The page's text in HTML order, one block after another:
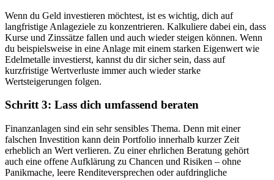
Wenn du Geld investieren möchtest, ist es wichtig, dich auf
langfristige Anlageziele zu konzentrieren. Kalkuliere dabei ein, dass
Kurse und Zinssätze fallen und auch wieder steigen können. Wenn
du beispielsweise in eine Anlage mit einem starken Eigenwert wie
Edelmetalle investierst, kannst du dir sicher sein, dass auf
kurzfristige Wertverluste immer auch wieder starke
Wertsteigerungen folgen.
Schritt 3: Lass dich umfassend beraten
Finanzanlagen sind ein sehr sensibles Thema. Denn mit einer
falschen Investition kann dein Portfolio innerhalb kurzer Zeit
erheblich an Wert verlieren. Zu einer ehrlichen Beratung gehört
auch eine offene Aufklärung zu Chancen und Risiken – ohne
Panikmache, leere Renditeversprechen oder aufdringliche